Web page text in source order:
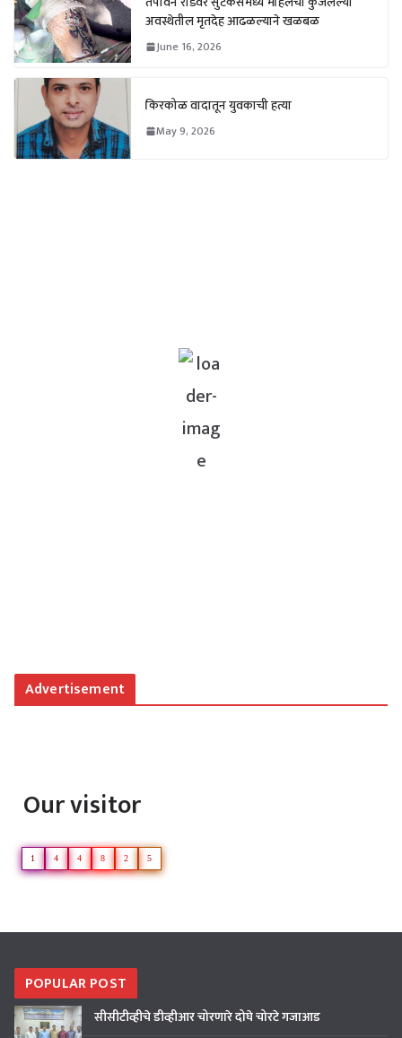
अवस्थेतील मृतदेह आढळल्याने खळबळ
June 16, 2026
किरकोळ वादातून युवकाची हत्या
May 9, 2026
27
Overcast Clouds
Wind Gust:
Advertisement
Our visitor
1 4 4 8 2 5
POPULAR POST
सीसीटीव्हीचे डीव्हीआर चोरणारे दोघे चोरटे गजाआड